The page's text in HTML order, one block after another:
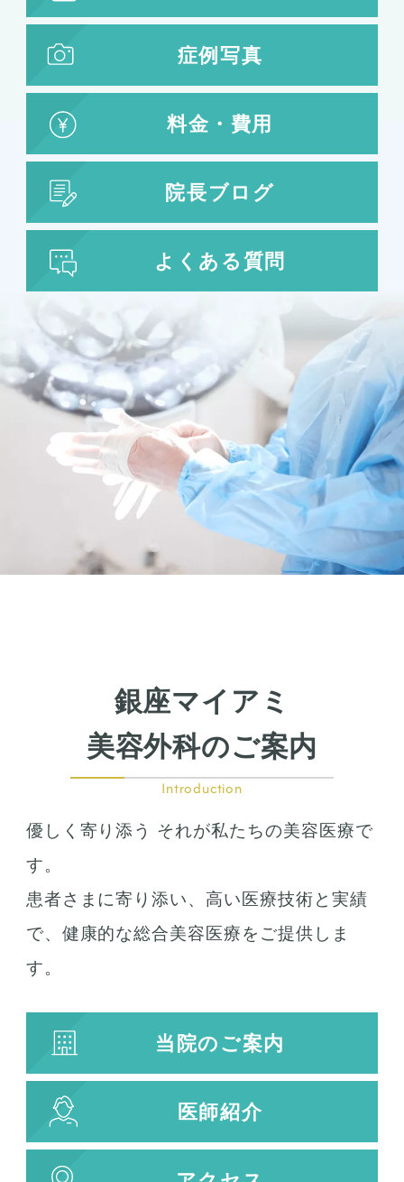
症例写真
料金・費用
院長ブログ
よくある質問
銀座マイアミ
美容外科のご案内
Introduction
優しく寄り添う それが私たちの美容医療で
す。
患者さまに寄り添い、高い医療技術と実績
で、健康的な総合美容医療をご提供しま
す。
当院のご案内
医師紹介